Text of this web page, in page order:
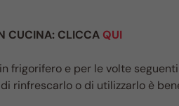
CUCINA: CLICCA QUI
frigorifero e per le volte
rinfrescarlo o di utilizzarlo è